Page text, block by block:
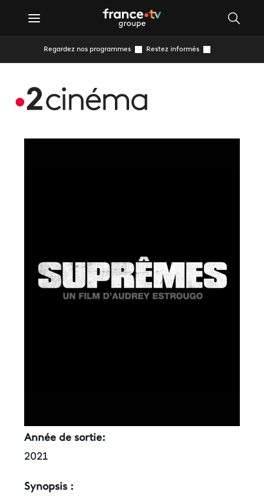
Regardez nos programmes Restez informés
Année de sortie:
2021
Synopsis :